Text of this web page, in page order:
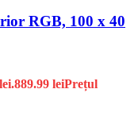
RGB, 100 x 40
889.99 leiPrețul